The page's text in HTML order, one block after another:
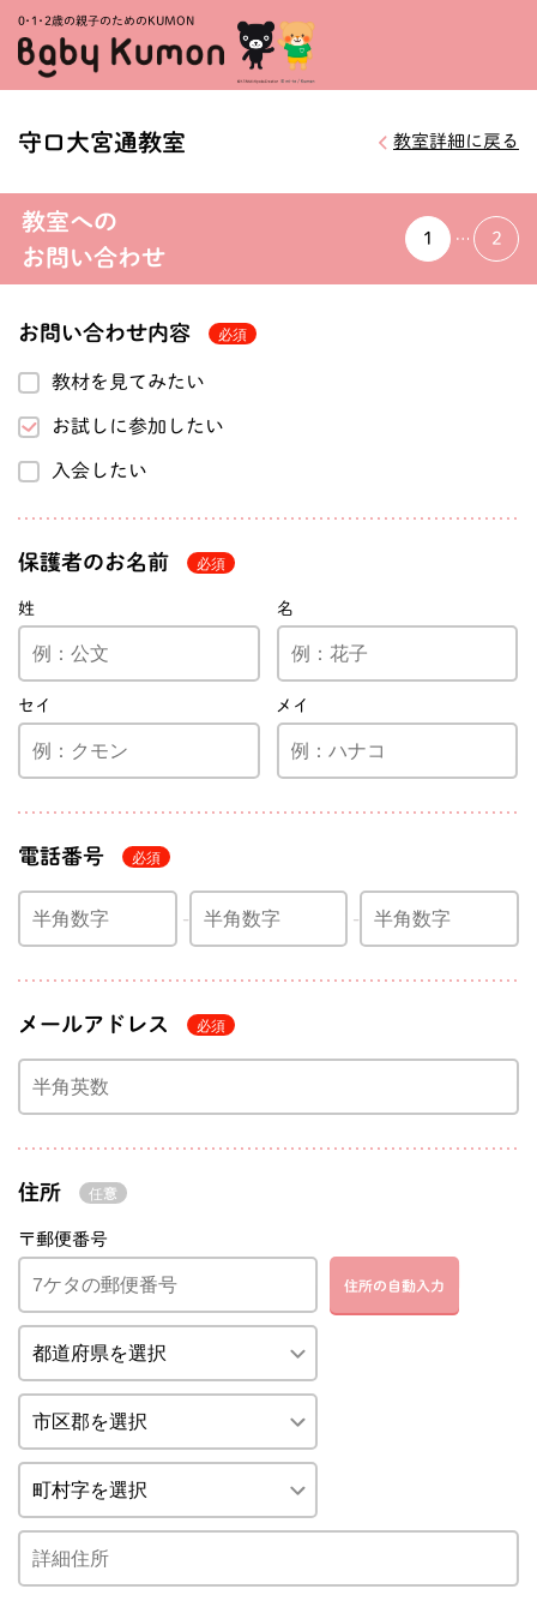
0・1・ 2歳の親子のためのKUMON
守口大宮通教室 教室詳細に戻る
教室への
お問い合わせ
1 2
お問い合わせ内容
教材を見てみたい
お試しに参加したい
入会したい
保護者のお名前
姓 名
セイ メイ
電話番号
メールアドレス
住所
〒郵便番号
住所の自動入力